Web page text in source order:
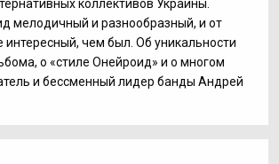
коллективов Украины.
мелодичный и разнообразный, и от
интересный, чем был. Об уникальности
о «стиле Онейроид» и о многом
и бессменный лидер банды Андрей